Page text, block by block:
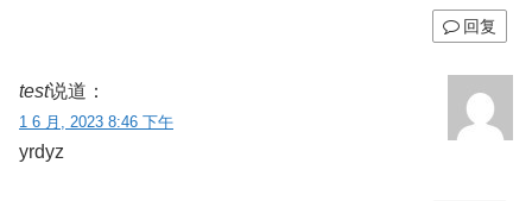
回复
test说道：
1 6 月, 2023 8:46 下午
yrdyz